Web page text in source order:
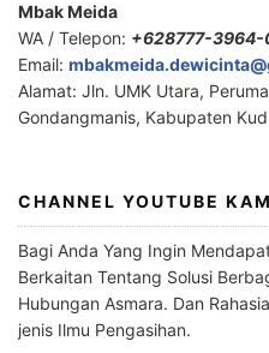
Mbak Meida
WA / Telepon: +628777-
Email:
Alamat: Jln. UMK Utara,
Gondangmanis, Kabupaten
CHANNEL YOUTUBE
Bagi Anda Yang Ingin
Berkaitan Tentang Solusi
Hubungan Asmara. Dan
jenis Ilmu Pengasihan.